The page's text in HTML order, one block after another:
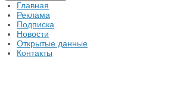
Главная
Реклама
Подписка
Новости
Открытые данные
Контакты